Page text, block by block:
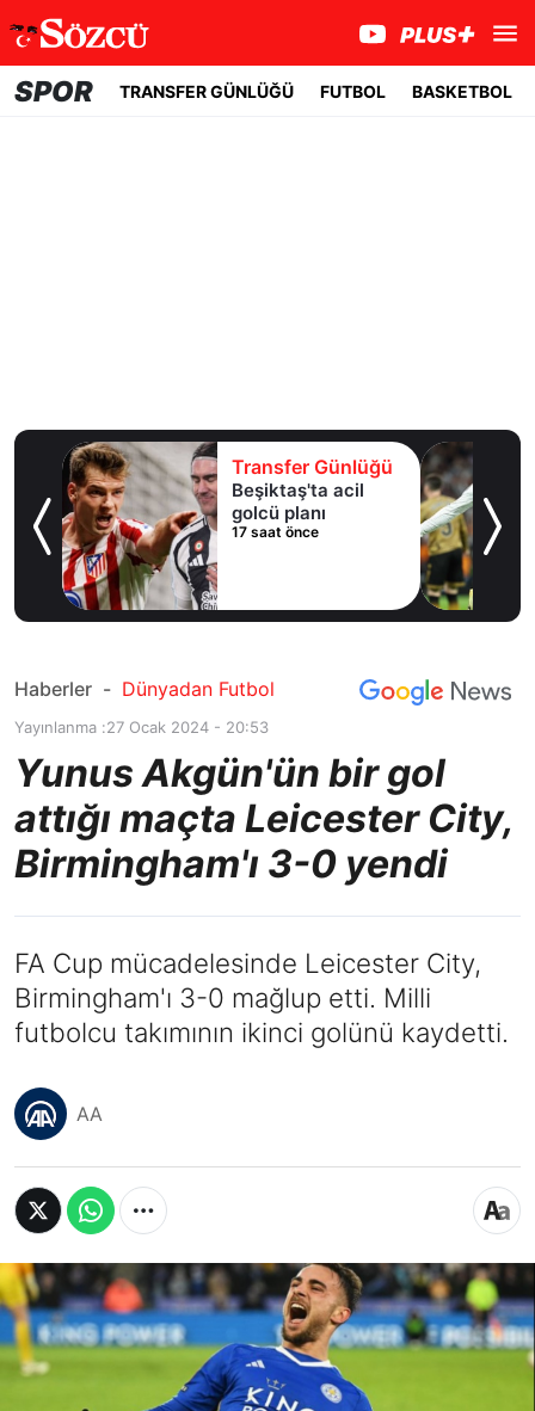
SPOR TRANSFER GÜNLÜĞÜ FUTBOL BASKETBOL
Transfer Günlüğü
Beşiktaş'ta acil
golcü planı
17 saat önce
Haberler - Dünyadan Futbol
Yayınlanma :27 Ocak 2024 - 20:53
Yunus Akgün'ün bir gol
attığı maçta Leicester City,
Birmingham'ı 3-0 yendi
FA Cup mücadelesinde Leicester City,
Birmingham'ı 3-0 mağlup etti. Milli
futbolcu takımının ikinci golünü kaydetti.
AA